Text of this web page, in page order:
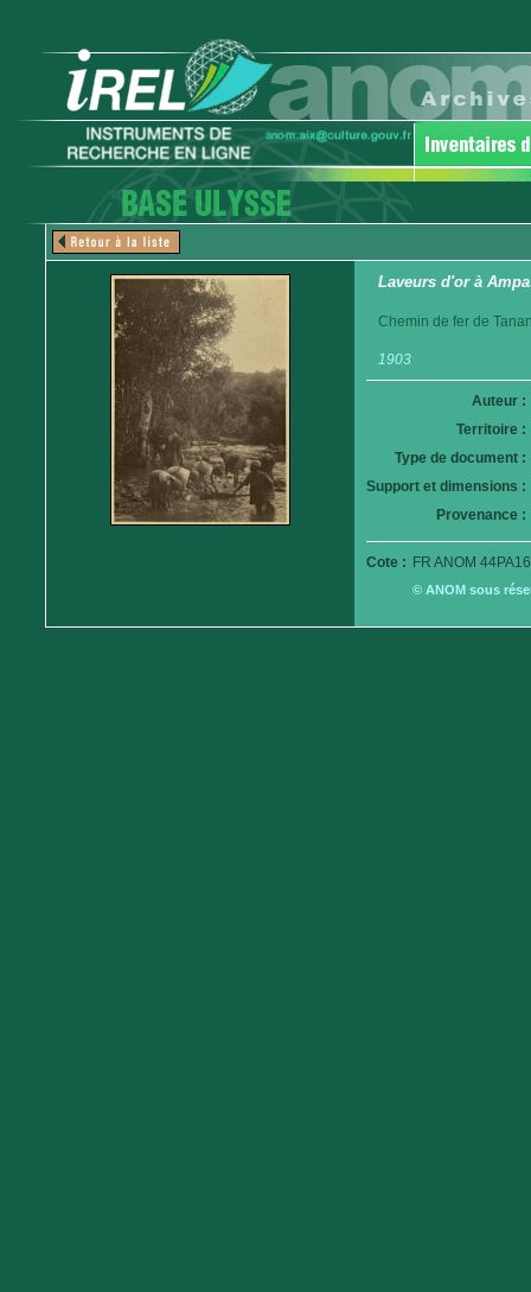
Laveurs d'or à
Chemin de fer de
1903
Auteur :
Territoire :
Type de document :
Support et dimensions :
Provenance :
Cote : FR ANOM
© ANOM sous